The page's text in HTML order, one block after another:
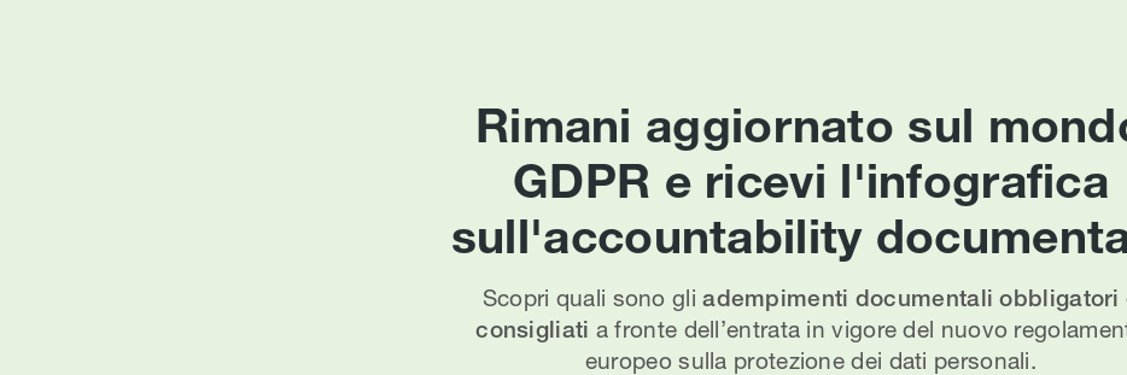
Rimani aggiornato sul
GDPR e ricevi l'infografica
sull'accountability
Scopri quali sono gliadempimenti documentali obbligatori
consigliati a fronte dell’entrata in vigore del nuovo
europeo sulla protezione dei dati personali.